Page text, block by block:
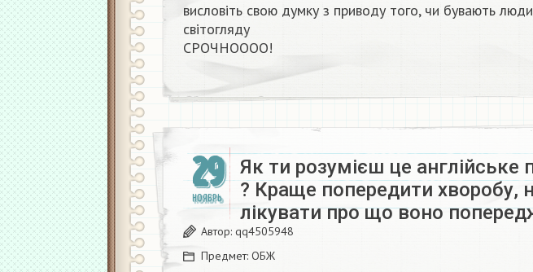
висловіть свою думку з приводу того, чи бувають
світогляду
СРОЧНОООО!​
29
НОЯБРЬ
Як ти розумієш це англійське
? Краще попередити хворобу,
лікувати про що воно
Автор: qq4505948
Предмет: ОБЖ